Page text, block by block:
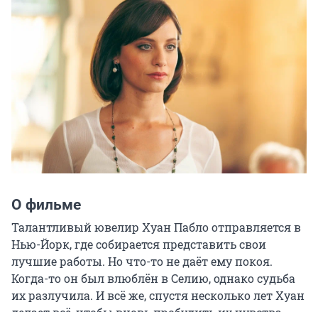
О фильме
Талантливый ювелир Хуан Пабло отправляется в
Нью-Йорк, где собирается представить свои
лучшие работы. Но что-то не даёт ему покоя.
Когда-то он был влюблён в Селию, однако судьба
их разлучила. И всё же, спустя несколько лет Хуан